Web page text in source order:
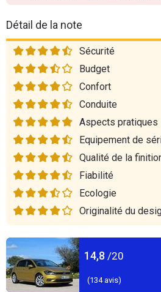
Détail de la note
Sécurité
Budget
Confort
Conduite
Aspects pratiques
Equipement de
Qualité de la
Fiabilité
Ecologie
Originalité du
14,8 /20
(134avis)